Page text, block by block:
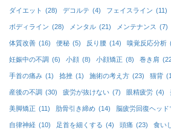
ダイエット (28) デコルテ (4) フェイスライン (11)
ボディライン (28) メンタル (21) メンテナンス (7)
体質改善 (16) 便秘 (5) 反り腰 (14) 嗅覚反応分析
妊娠中の不調 (6) 小顔 (8) 小顔矯正 (8) 巻き肩
手首の痛み (1) 捻挫 (1) 施術の考え方 (23) 猫背
産後の不調 (30) 疲労が抜けない (7) 眼精疲労 (4)
美脚矯正 (11) 肋骨引き締め (14) 脳疲労回復ヘッド
自律神経 (10) 足首を細くする (4) 頭痛 (23) 食い